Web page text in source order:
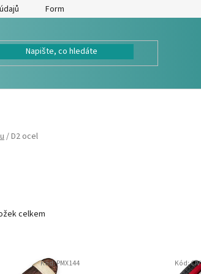
Formulář pro odstoupení od kupní smlouvy
/D2 ocel
celkem
Kód:PMX144 Kód: